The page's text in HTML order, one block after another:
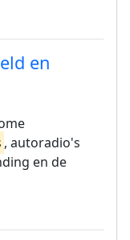
en
, autoradio's
en de